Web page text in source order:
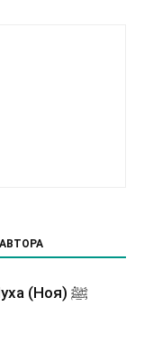
История пророка Нуха (Ноя) ﷺ